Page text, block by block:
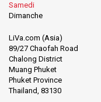
Samedi
Dimanche
LiVa.com (Asia)
89/27 Chaofah Road
Chalong District
Muang Phuket
Phuket Province
Thailand, 83130